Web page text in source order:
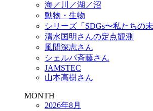
海／川／湖／沼
動物・生物
シリーズ「SDGs〜私たちの未
清水国明さんの定点観測
風間深志さん
シェルパ斉藤さん
JAMSTEC
山本高樹さん
MONTH
2026年8月